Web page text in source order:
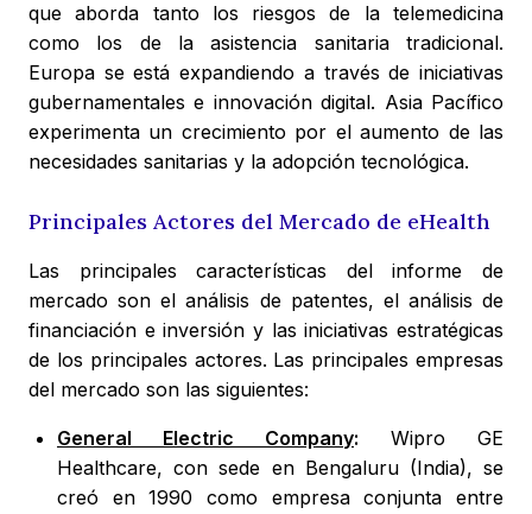
que aborda tanto los riesgos de la telemedicina
como los de la asistencia sanitaria tradicional.
Europa se está expandiendo a través de iniciativas
gubernamentales e innovación digital. Asia Pacífico
experimenta un crecimiento por el aumento de las
necesidades sanitarias y la adopción tecnológica.
Principales Actores del Mercado de eHealth
Las principales características del informe de
mercado son el análisis de patentes, el análisis de
financiación e inversión y las iniciativas estratégicas
de los principales actores. Las principales empresas
del mercado son las siguientes:
General Electric Company: Wipro GE
Healthcare, con sede en Bengaluru (India), se
creó en 1990 como empresa conjunta entre